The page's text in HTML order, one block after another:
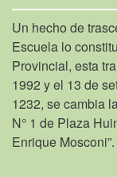
Un hecho de
Escuela lo
Provincial, esta
1992 y el 13 de
1232, se cambia
N° 1 de Plaza
Enrique Mosconi”.